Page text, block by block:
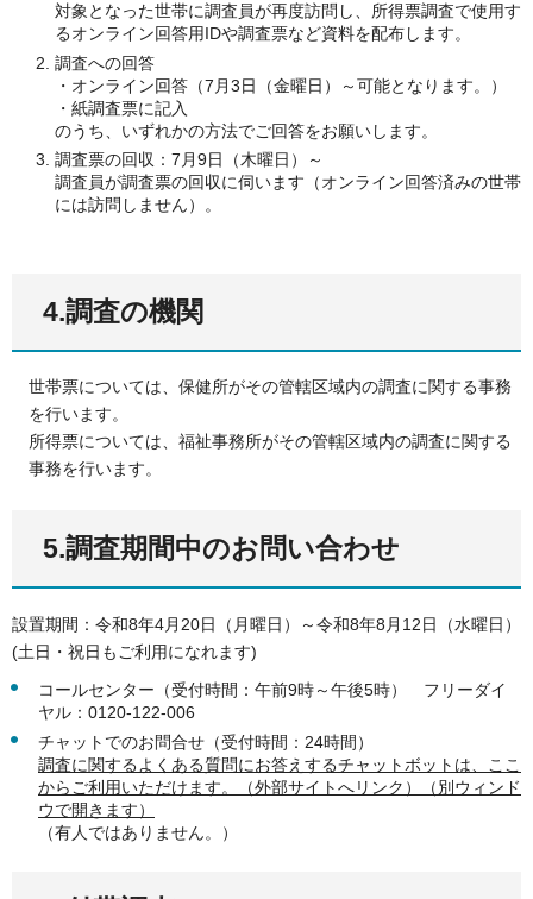
対象となった世帯に調査員が再度訪問し、所得票調査で使用す
るオンライン回答用IDや調査票など資料を配布します。
調査への回答
・オンライン回答（7月3日（金曜日）～可能となります。）
・紙調査票に記入
のうち、いずれかの方法でご回答をお願いします。
調査票の回収：7月9日（木曜日）～
調査員が調査票の回収に伺います（オンライン回答済みの世帯
には訪問しません）。
4.調査の機関
世帯票については、保健所がその管轄区域内の調査に関する事務
を行います。
所得票については、福祉事務所がその管轄区域内の調査に関する
事務を行います。
5.調査期間中のお問い合わせ
設置期間：令和8年4月20日（月曜日）～令和8年8月12日（水曜日）
(土日・祝日もご利用になれます)
コールセンター（受付時間：午前9時～午後5時） フリーダイ
ヤル：0120-122-006
チャットでのお問合せ（受付時間：24時間）
調査に関するよくある質問にお答えするチャットボットは、ここ
からご利用いただけます。（外部サイトへリンク）（別ウィンド
ウで開きます）
（有人ではありません。）